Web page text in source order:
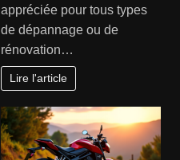
appréciée pour tous types
de dépannage ou de
rénovation…
Lire l'article